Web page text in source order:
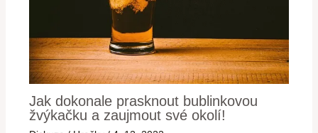
Jak dokonale prasknout bublinkovou
žvýkačku a zaujmout své okolí!